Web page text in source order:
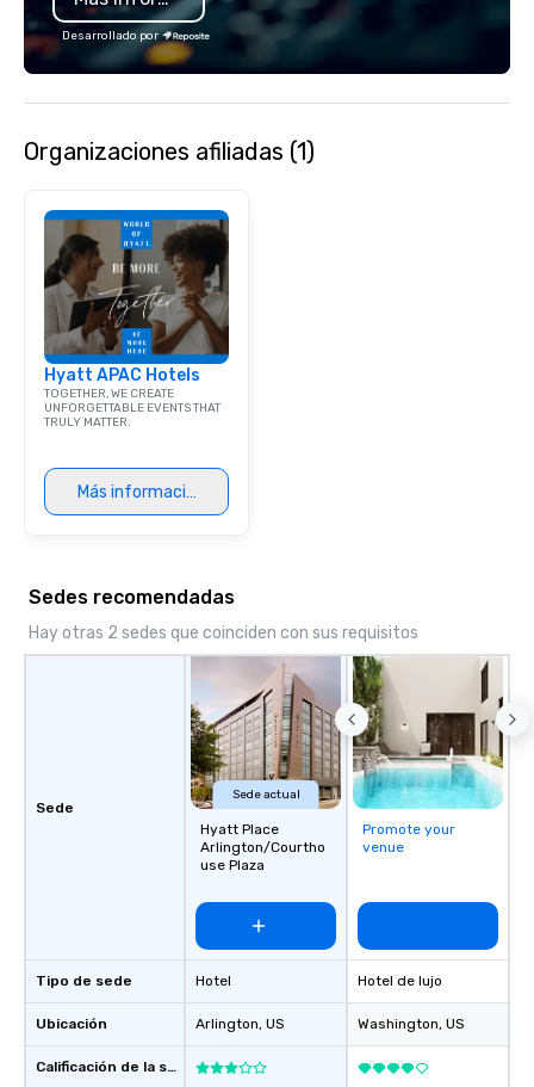
Desarrollado por
Organizaciones afiliadas (1)
Hyatt APAC Hotels
TOGETHER, WE CREATE
UNFORGETTABLE EVENTS THAT
TRULY MATTER.
Más información
Sedes recomendadas
Hay otras 2 sedes que coinciden con sus requisitos
Sede
Tipo de sede
Ubicación
Calificación de la sede
Sede actual
Hyatt Place
Arlington/Courtho
use Plaza
Hotel
Arlington, US
Promote your
venue
Hotel de lujo
Washington, US